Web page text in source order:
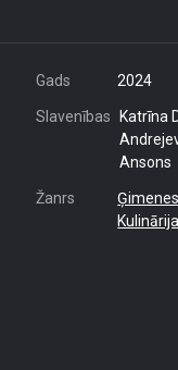
Gads 2024
Slavenības
Katrīna
Ansons
Žanrs